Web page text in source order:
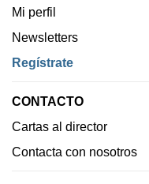
Mi perfil
Newsletters
Regístrate
CONTACTO
Cartas al director
Contacta con nosotros